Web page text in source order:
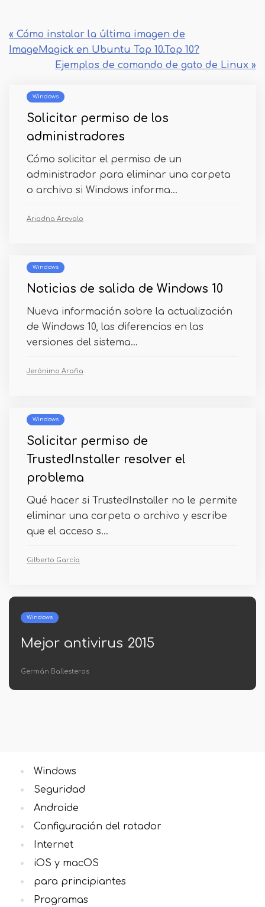
« Cómo instalar la última imagen de
ImageMagick en Ubuntu Top 10.Top 10?
Ejemplos de comando de gato de Linux »
Windows
Solicitar permiso de los
administradores
Cómo solicitar el permiso de un
administrador para eliminar una carpeta
o archivo si Windows informa...
Ariadna Arevalo
Windows
Noticias de salida de Windows 10
Nueva información sobre la actualización
de Windows 10, las diferencias en las
versiones del sistema...
Jerónimo Araña
Windows
Solicitar permiso de
TrustedInstaller resolver el
problema
Qué hacer si TrustedInstaller no le permite
eliminar una carpeta o archivo y escribe
que el acceso s...
Gilberto García
Cómo grabar un
Sra. Inés Vázquez
Windows
Seguridad
Androide
Configuración del rotador
Internet
iOS y macOS
para principiantes
Programas